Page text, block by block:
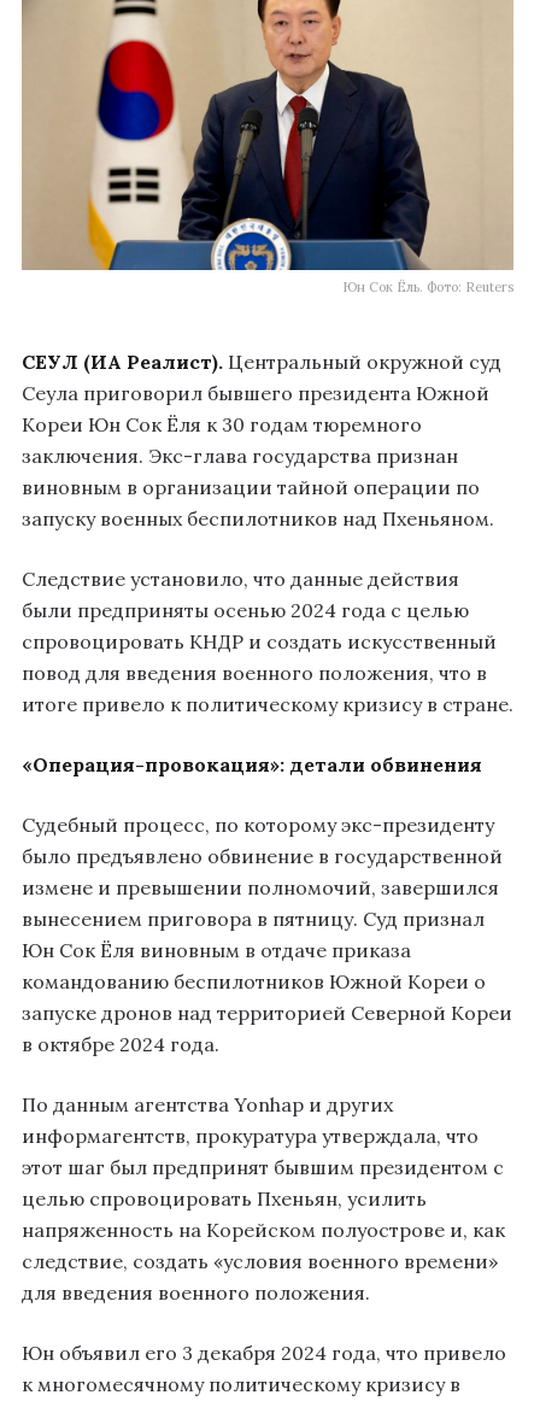
Юн Сок Ёль. Фото: Reuters
СЕУЛ (ИА Реалист). Центральный окружной суд
Сеула приговорил бывшего президента Южной
Кореи Юн Сок Ёля к 30 годам тюремного
заключения. Экс-глава государства признан
виновным в организации тайной операции по
запуску военных беспилотников над Пхеньяном.
Следствие установило, что данные действия
были предприняты осенью 2024 года с целью
спровоцировать КНДР и создать искусственный
повод для введения военного положения, что в
итоге привело к политическому кризису в стране.
«Операция-провокация»: детали обвинения
Судебный процесс, по которому экс-президенту
было предъявлено обвинение в государственной
измене и превышении полномочий, завершился
вынесением приговора в пятницу. Суд признал
Юн Сок Ёля виновным в отдаче приказа
командованию беспилотников Южной Кореи о
запуске дронов над территорией Северной Кореи
в октябре 2024 года.
По данным агентства Yonhap и других
информагентств, прокуратура утверждала, что
этот шаг был предпринят бывшим президентом с
целью спровоцировать Пхеньян, усилить
напряженность на Корейском полуострове и, как
следствие, создать «условия военного времени»
для введения военного положения.
Юн объявил его 3 декабря 2024 года, что привело
к многомесячному политическому кризису в